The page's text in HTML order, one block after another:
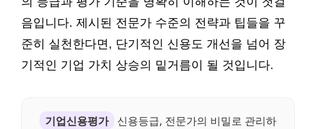
음입니다. 제시된 전문가 수준의 전략과 팁들을 꾸
준히 실천한다면, 단기적인 신용도 개선을 넘어 장
기적인 기업 가치 상승의 밑거름이 될 것입니다.
기업신용평가
신용등급, 전문가의 비밀로 관리하